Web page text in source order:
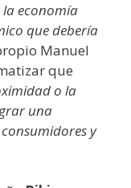
economía
que debería
Manuel
que
o la
una
y